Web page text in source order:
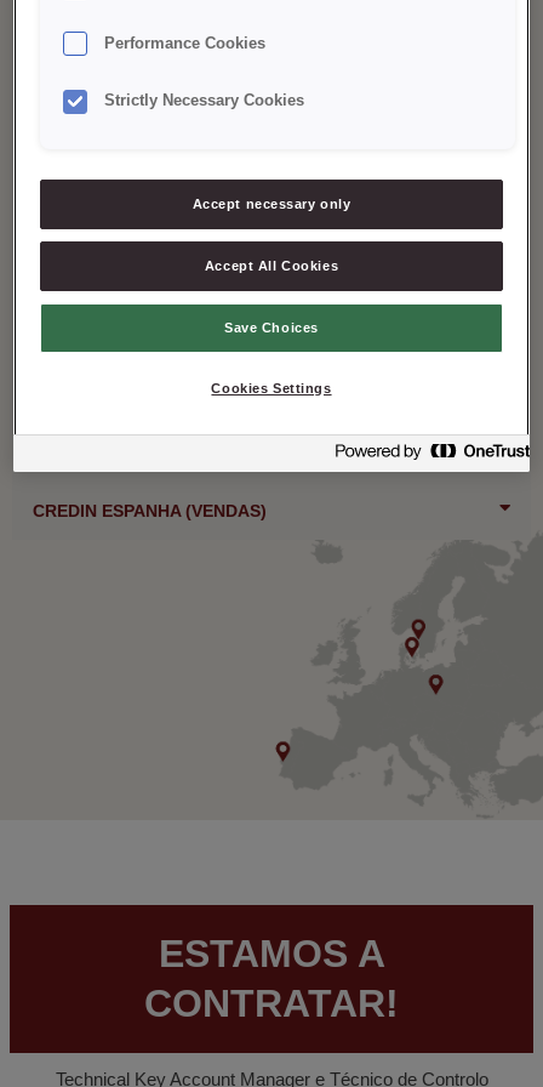
CREDIN DENMARK / DINAMARCA
Credin A/S
+(45) 72 24 30 00
CREDIN ESPANHA (VENDAS)
ESTAMOS A
CONTRATAR!
Technical Key Account Manager e Técnico de Controlo
Performance Cookies
Strictly Necessary Cookies
Accept necessary only
Accept All Cookies
Save Choices
Cookies Settings